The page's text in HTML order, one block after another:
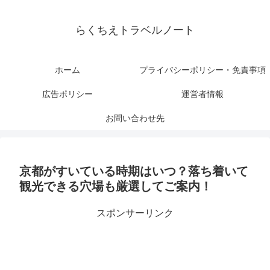
らくちえトラベルノート
ホーム プライバシーポリシー・免責事項
広告ポリシー 運営者情報
お問い合わせ先
京都がすいている時期はいつ？落ち着いて
観光できる穴場も厳選してご案内！
スポンサーリンク